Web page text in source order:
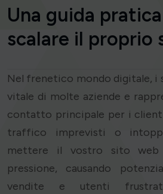
Una guida
scalare il proprio
Nel frenetico mondo digitale, i
vitale di molte aziende e
contatto principale per i
traffico imprevisti o
mettere il vostro sito web
pressione, causando
vendite e utenti